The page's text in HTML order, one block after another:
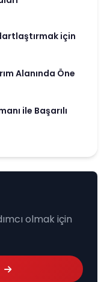
için
Alanında Öne
ile Başarılı
olmak için